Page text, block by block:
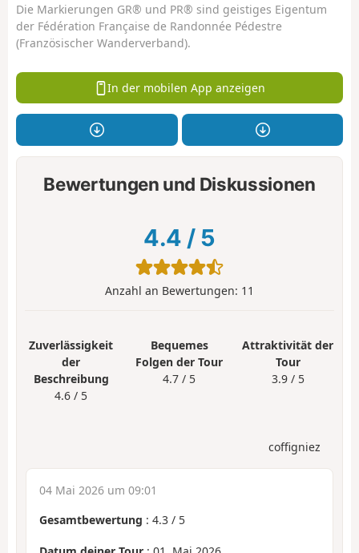
Die Markierungen GR® und PR® sind geistiges Eigentum
der Fédération Française de Randonnée Pédestre
(Französischer Wanderverband).
In der mobilen App anzeigen
Bewertungen und Diskussionen
4.4 / 5
Anzahl an Bewertungen: 11
Zuverlässigkeit
der
Beschreibung
4.6 / 5
Bequemes
Folgen der Tour
4.7 / 5
Attraktivität der
Tour
3.9 / 5
coffigniez
04 Mai 2026 um 09:01
Gesamtbewertung : 4.3 / 5